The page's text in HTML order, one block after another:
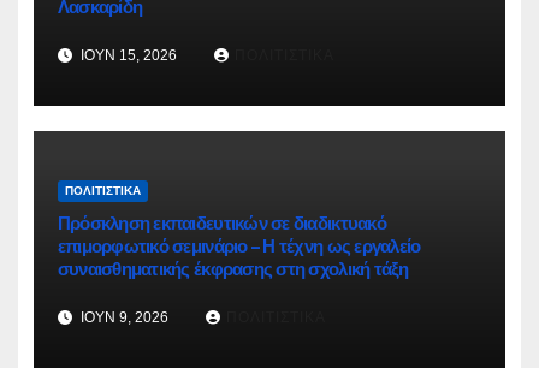
Λασκαρίδη
ΙΟΎΝ 15, 2026
ΠΟΛΙΤΙΣΤΙΚΆ
Πρόσκληση εκπαιδευτικών σε διαδικτυακό
επιμορφωτικό σεμινάριο – Η τέχνη ως εργαλείο
συναισθηματικής έκφρασης στη σχολική τάξη
ΙΟΎΝ 9, 2026